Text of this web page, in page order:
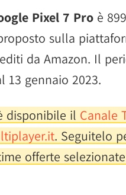
Pixel 7 Pro è
sulla
da Amazon. Il
13 gennaio 2023.
disponibile il Canale
. Seguitelo
offerte